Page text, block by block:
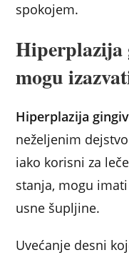
spokojem.
Hiperplazija
mogu
Hiperplazija
neželjenim
iako korisni za
stanja, mogu
usne šupljine.
Uvećanje desni